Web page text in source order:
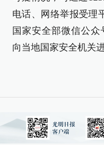
电话、网络举报受理
国家安全部微信公
向当地国家安全机关